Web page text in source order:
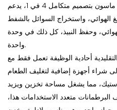
بالتفريغ الهوائي الممتاز لبرطمانات ماسون بتصميم متكامل 4 في 1، يدعم
الهوائي، واستخراج السوائل بالشفط
وحفظ النبيذ، كل ذلك في وحدة
واحدة.
أحادية الوظيفة تعمل فقط مع
شراء أجهزة إضافية لتغليف الطعام
مما يشغل مساحة تخزين ويزيد
البرطمانات متعدد الاستخدامات هذا،